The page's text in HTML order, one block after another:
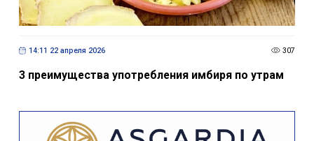
14:11 22 апреля 2026 307
3 преимущества употребления имбиря по утрам